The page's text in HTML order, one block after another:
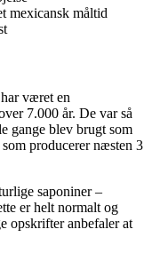
mexicansk måltid
været en
7.000 år. De var så
gange blev brugt som
producerer næsten 3
saponiner –
er helt normalt og
opskrifter anbefaler at